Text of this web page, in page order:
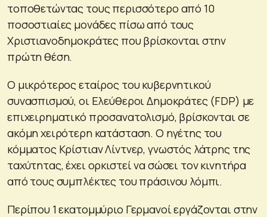
τοποθετώντας τους περισσότερο από 10
ποσοστιαίες μονάδες πίσω από τους
Χριστιανοδημοκράτες που βρίσκονται στην
πρώτη θέση.
Ο μικρότερος εταίρος του κυβερνητικού
συνασπισμού, οι Ελεύθεροι Δημοκράτες (FDP) με
επιχειρηματικό προσανατολισμό, βρίσκονται σε
ακόμη χειρότερη κατάσταση. Ο ηγέτης του
κόμματος Κρίστιαν Λίντνερ, γνωστός λάτρης της
ταχύτητας, έχει ορκιστεί να σώσει τον κινητήρα
από τους συμπλέκτες του πράσινου λόμπι.
Περίπου 1 εκατομμύριο Γερμανοί εργάζονται στην